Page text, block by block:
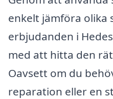
enkelt jämföra olika
erbjudanden i
med att hitta den
Oavsett om du
reparation eller en